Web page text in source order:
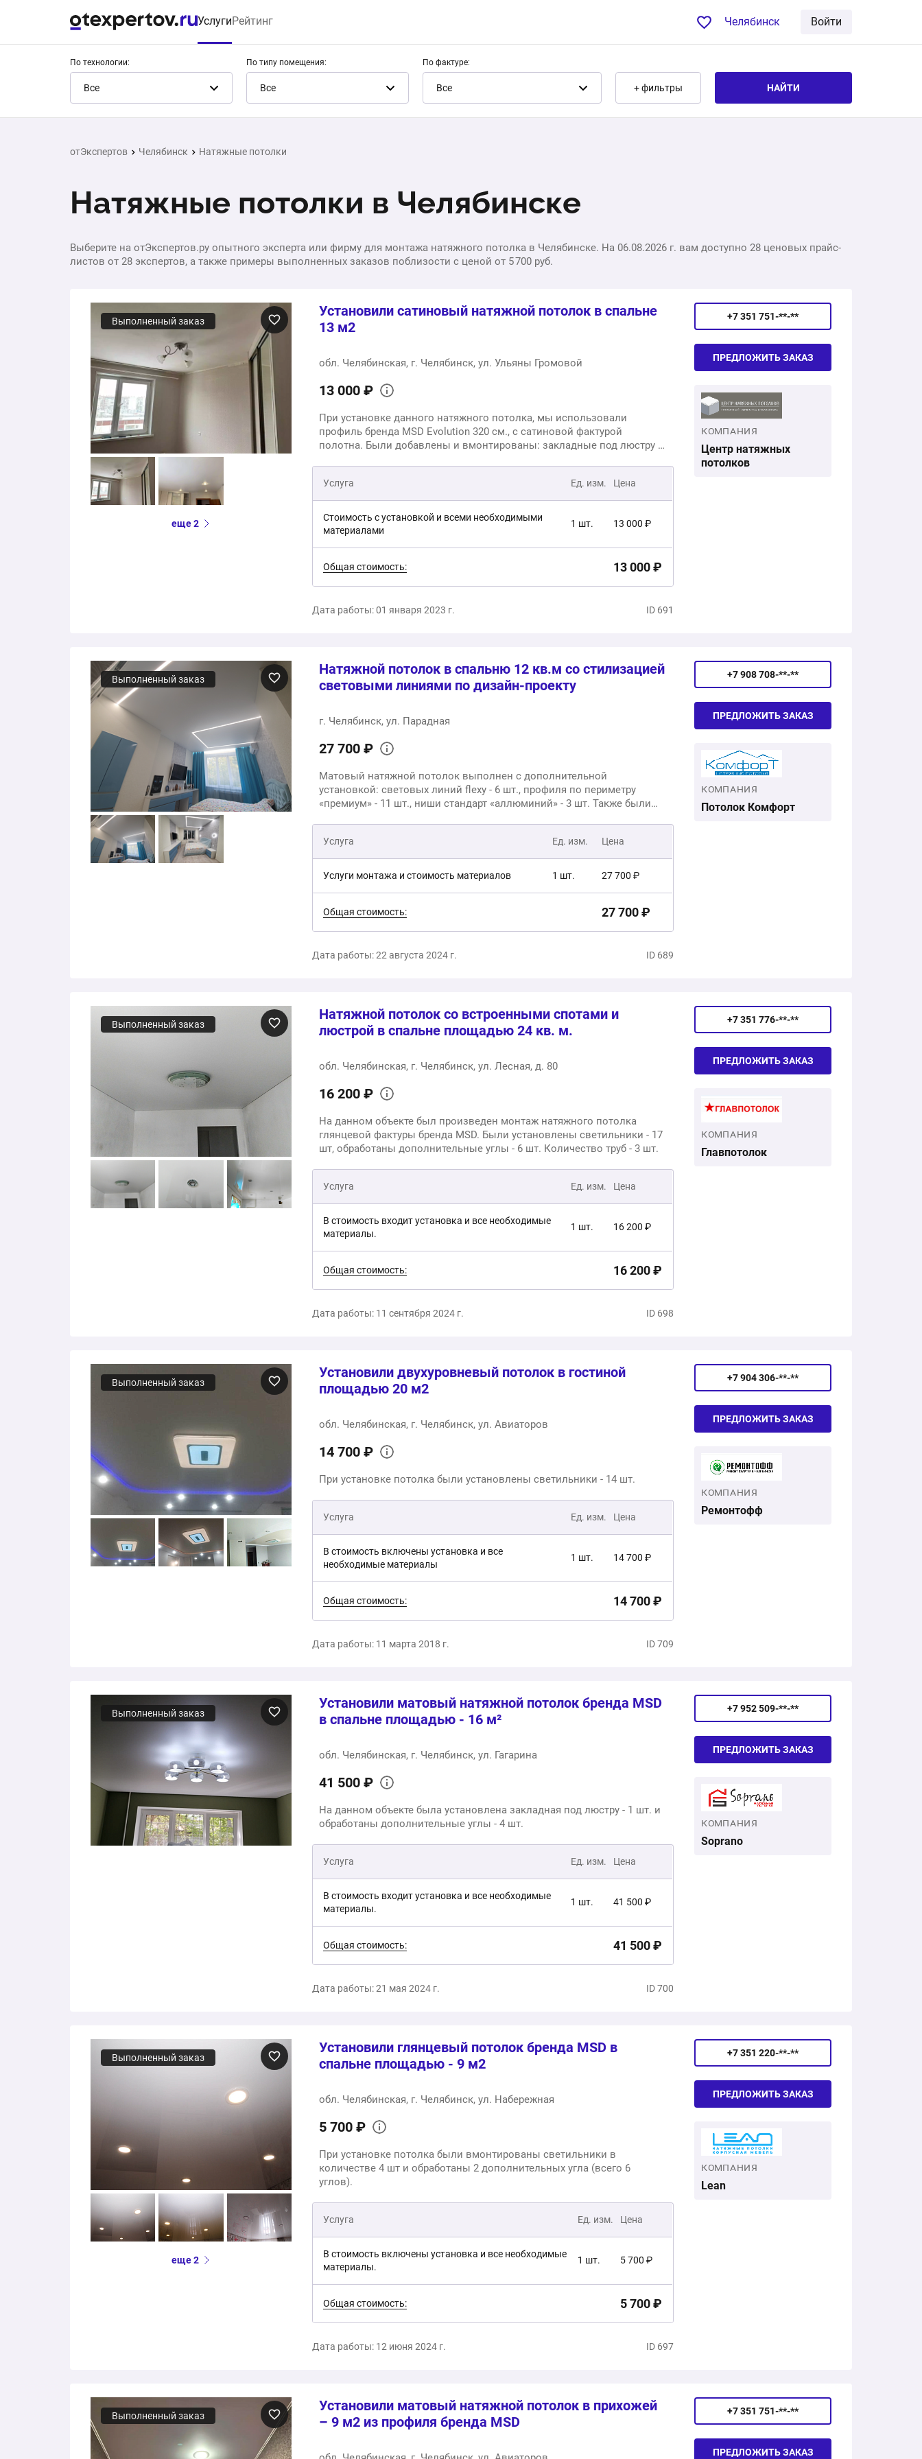
УслугиРейтинг Челябинск Войти
По технологии:
Все
По типу помещения:
Все
По фактуре:
Все + фильтры НАЙТИ
отЭкспертов Челябинск Натяжные потолки
Натяжные потолки в Челябинске
Выберите на отЭкспертов.ру опытного эксперта или фирму для монтажа натяжного потолка в Челябинске. На 06.08.2026 г. вам доступно 28 ценовых прайс-
листов от 28 экспертов, а также примеры выполненных заказов поблизости с ценой от 5 700 руб.
Выполненный заказ
еще 2
Установили сатиновый натяжной потолок в спальне
13 м2
обл. Челябинская, г. Челябинск, ул. Ульяны Громовой
13 000 ₽
При установке данного натяжного потолка, мы использовали
профиль бренда MSD Evolution 320 см., с сатиновой фактурой
полотна. Были добавлены и вмонтированы: закладные под люстру -
Услуга Ед. изм. Цена
Стоимость с установкой и всеми необходимыми
материалами
1 шт. 13 000 ₽
Общая стоимость: 13 000 ₽
Дата работы: 01 января 2023 г. ID 691
+7 351 751-**-**
ПРЕДЛОЖИТЬ ЗАКАЗ
КОМПАНИЯ
Центр натяжных
потолков
Выполненный заказ
Натяжной потолок в спальню 12 кв.м со стилизацией
световыми линиями по дизайн-проекту
г. Челябинск, ул. Парадная
27 700 ₽
Матовый натяжной потолок выполнен с дополнительной
установкой: световых линий flexy - 6 шт., профиля по периметру
«премиум» - 11 шт., ниши стандарт «аллюминий» - 3 шт. Также были
Услуга Ед. изм. Цена
Услуги монтажа и стоимость материалов 1 шт. 27 700 ₽
Общая стоимость: 27 700 ₽
Дата работы: 22 августа 2024 г. ID 689
+7 908 708-**-**
ПРЕДЛОЖИТЬ ЗАКАЗ
КОМПАНИЯ
Потолок Комфорт
Выполненный заказ
Натяжной потолок со встроенными спотами и
люстрой в спальне площадью 24 кв. м.
обл. Челябинская, г. Челябинск, ул. Лесная, д. 80
16 200 ₽
На данном объекте был произведен монтаж натяжного потолка
глянцевой фактуры бренда MSD. Были установлены светильники - 17
шт, обработаны дополнительные углы - 6 шт. Количество труб - 3 шт.
Услуга Ед. изм. Цена
В стоимость входит установка и все необходимые
материалы.
1 шт. 16 200 ₽
Общая стоимость: 16 200 ₽
Дата работы: 11 сентября 2024 г. ID 698
+7 351 776-**-**
ПРЕДЛОЖИТЬ ЗАКАЗ
КОМПАНИЯ
Главпотолок
Выполненный заказ
Установили двухуровневый потолок в гостиной
площадью 20 м2
обл. Челябинская, г. Челябинск, ул. Авиаторов
14 700 ₽
При установке потолка были установлены светильники - 14 шт.
Услуга Ед. изм. Цена
В стоимость включены установка и все
необходимые материалы
1 шт. 14 700 ₽
Общая стоимость: 14 700 ₽
Дата работы: 11 марта 2018 г. ID 709
+7 904 306-**-**
ПРЕДЛОЖИТЬ ЗАКАЗ
КОМПАНИЯ
Ремонтофф
Выполненный заказ
Установили матовый натяжной потолок бренда MSD
в спальне площадью - 16 м²
обл. Челябинская, г. Челябинск, ул. Гагарина
41 500 ₽
На данном объекте была установлена закладная под люстру - 1 шт. и
обработаны дополнительные углы - 4 шт.
Услуга Ед. изм. Цена
В стоимость входит установка и все необходимые
материалы.
1 шт. 41 500 ₽
Общая стоимость: 41 500 ₽
Дата работы: 21 мая 2024 г. ID 700
+7 952 509-**-**
ПРЕДЛОЖИТЬ ЗАКАЗ
КОМПАНИЯ
Soprano
Выполненный заказ
еще 2
Установили глянцевый потолок бренда MSD в
спальне площадью - 9 м2
обл. Челябинская, г. Челябинск, ул. Набережная
5 700 ₽
При установке потолка были вмонтированы светильники в
количестве 4 шт и обработаны 2 дополнительных угла (всего 6
углов).
Услуга Ед. изм. Цена
В стоимость включены установка и все необходимые
материалы.
1 шт. 5 700 ₽
Общая стоимость: 5 700 ₽
Дата работы: 12 июня 2024 г. ID 697
+7 351 220-**-**
ПРЕДЛОЖИТЬ ЗАКАЗ
КОМПАНИЯ
Lean
Выполненный заказ
Установили матовый натяжной потолок в прихожей
– 9 м2 из профиля бренда MSD
+7 351 751-**-**
ПРЕДЛОЖИТЬ ЗАКАЗ